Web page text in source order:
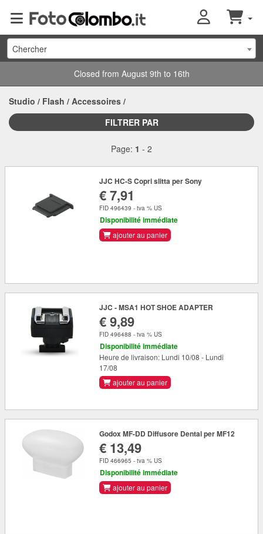
Chercher
Closed from August 9th to 16th
Studio / Flash / Accessoires /
FILTRER PAR
Page: 1 - 2
JJC HC-S Copri slitta per Sony
€ 7,91
FID 496439 - tva % US
Disponibilité immédiate
ajouter au panier
JJC - MSA1 HOT SHOE ADAPTER
€ 9,89
FID 496488 - tva % US
Disponibilité immédiate
Heure de livraison: Lundi 10/08 - Lundi
17/08
ajouter au panier
Godox MF-DD Diffusore Dental per MF12
€ 13,49
FID 466965 - tva % US
Disponibilité immédiate
ajouter au panier